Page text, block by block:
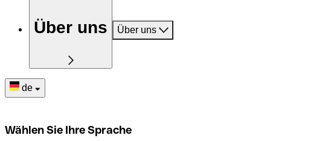
Über uns Über uns
de
Wählen Sie Ihre Sprache